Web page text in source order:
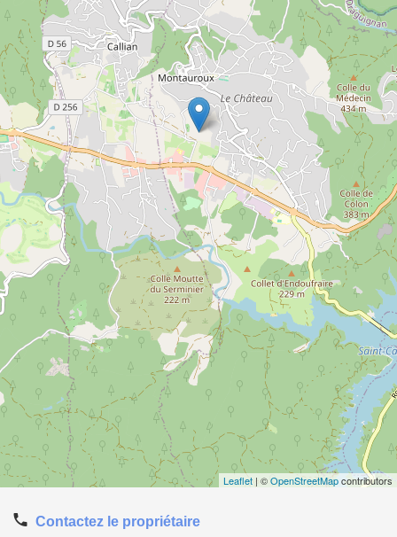
Leaflet | ©OpenStreetMapcontributors
Contactez le propriétaire